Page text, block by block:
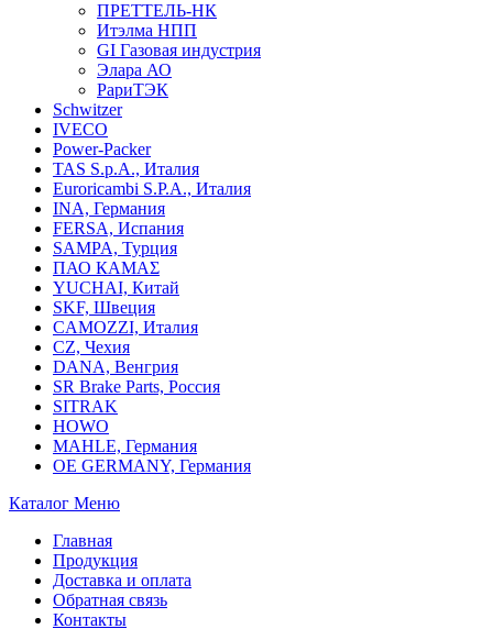
ПРЕТТЕЛЬ-НК
Итэлма НПП
GI Газовая индустрия
Элара АО
РариТЭК
Schwitzer
IVECO
Power-Packer
TAS S.p.A., Италия
Euroricambi S.P.A., Италия
INA, Германия
FERSA, Испания
SAMPA, Турция
ПАО КАМАΣ
YUCHAI, Китай
SKF, Швеция
CAMOZZI, Италия
CZ, Чехия
DANA, Венгрия
SR Brake Parts, Россия
SITRAK
HOWO
MAHLE, Германия
OE GERMANY, Германия
Каталог Меню
Главная
Продукция
Доставка и оплата
Обратная связь
Контакты